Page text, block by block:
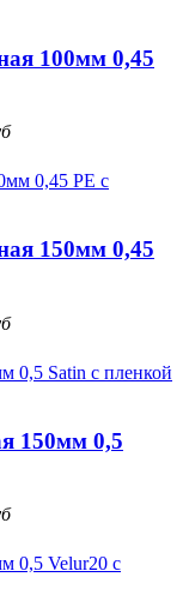
100мм 0,45
150мм 0,45
150мм 0,5